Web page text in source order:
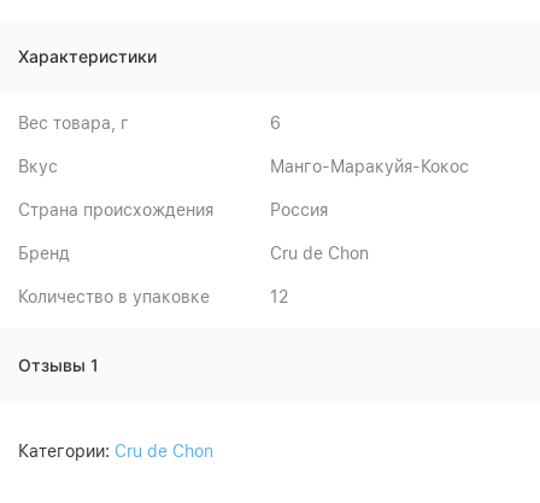
Характеристики
Вес товара, г 6
Вкус Манго-Маракуйя-Кокос
Страна происхождения Россия
Бренд Cru de Chon
Количество в упаковке 12
Отзывы 1
Категории: Cru de Chon